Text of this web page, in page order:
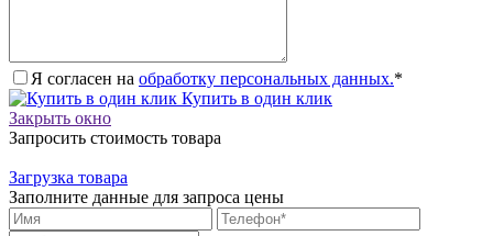
Я согласен на обработку персональных данных.*
Купить в один клик
Закрыть окно
Запросить стоимость товара
Загрузка товара
Заполните данные для запроса цены